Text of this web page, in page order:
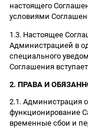
настоящего
условиями
1.3. Настоящее
Администрацией в
специального
Соглашения
2. ПРАВА И
2.1. Администрация
функционирование
временные сбои и